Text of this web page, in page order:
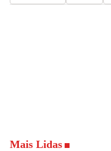
Mais Lidas